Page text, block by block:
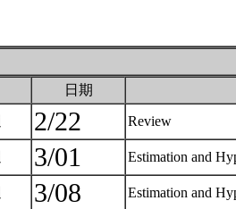
日期
2/22 Review
3/01 Estimation and
3/08 Estimation and